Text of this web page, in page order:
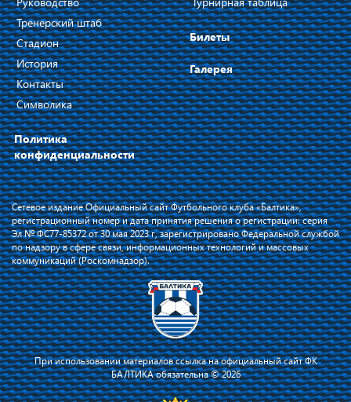
Тренерский штаб
Стадион
История
Контакты
Символика
Политика
конфиденциальности
Билеты
Галерея
Сетевое издание Официальный сайт Футбольного клуба «Балтика»,
регистрационный номер и дата принятия решения о регистрации: серия
Эл № ФС77-85372 от 30 мая 2023 г, зарегистрировано Федеральной службой
по надзору в сфере связи, информационных технологий и массовых
коммуникаций (Роскомнадзор).
При использовании материалов ссылка на официальный сайт ФК
БАЛТИКА обязательна © 2026